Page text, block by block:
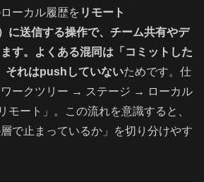
ーカル履歴を リモート
に送信する操作で、チーム共有やデ
す。よくある混同は「コミットした
それはpushしていないためです。仕
ークツリー → ステージ → ローカル
ート」。この流れを意識すると、
で止まっているか」を切り分けやす